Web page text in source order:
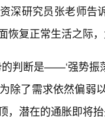
深研究员张老师
恢复正常生活之际
判断是——‘强势振
除了需求依然偏弱
，潜在的通胀即将